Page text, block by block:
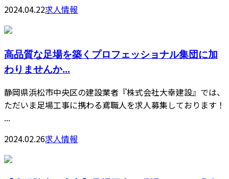
2024.04.22求人情報
高品質な足場を築くプロフェッショナル集団に加
わりませんか...
静岡県浜松市中央区の建設業者『株式会社大幸建設』では、
ただいま足場工事に携わる鳶職人を求人募集しております！
...
2024.02.26求人情報